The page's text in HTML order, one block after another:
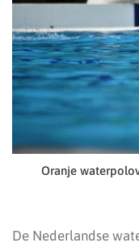
Oranje
De Nederlandse